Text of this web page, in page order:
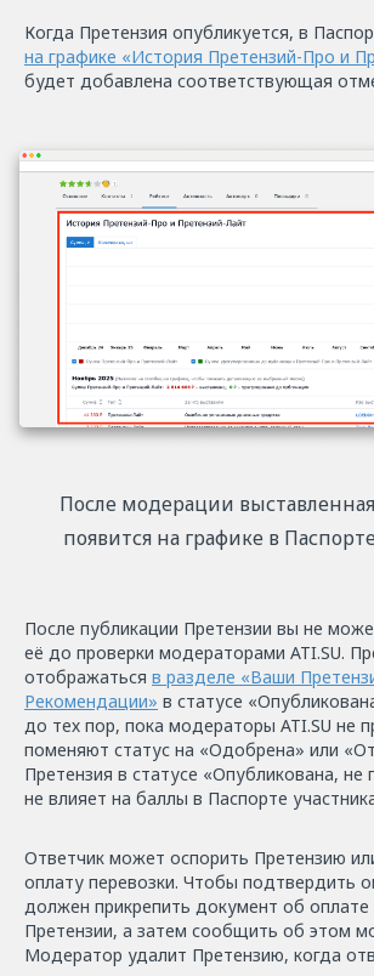
Когда Претензия опубликуется, в
на графике «История Претензий-Про и
будет добавлена соответствующая
После модерации
появится на графике в
После публикации Претензии вы не
её до проверки модераторами ATI.SU.
отображаться в разделе «Ваши
Рекомендации» в статусе
до тех пор, пока модераторы ATI.SU не
поменяют статус на «Одобрена» или
Претензия в статусе «Опубликована, не
не влияет на баллы в Паспорте
Ответчик может оспорить Претензию
оплату перевозки. Чтобы подтвердить
должен прикрепить документ об
Претензии, а затем сообщить об этом
Модератор удалит Претензию, когда